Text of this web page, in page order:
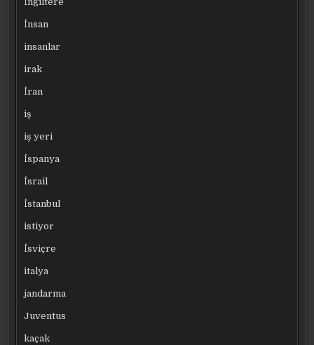
İnsan
insanlar
irak
İran
iş
iş yeri
İspanya
İsrail
İstanbul
istiyor
İsviçre
italya
jandarma
Juventus
kaçak